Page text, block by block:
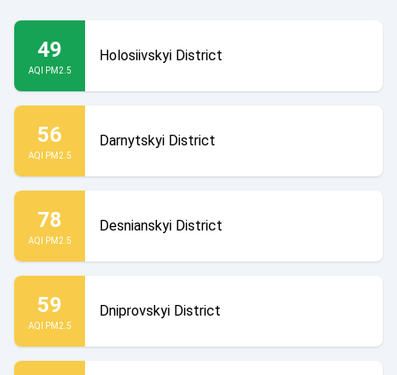
49
AQI PM2.5
Holosiivskyi District
56
AQI PM2.5
Darnytskyi District
78
AQI PM2.5
Desnianskyi District
59
AQI PM2.5
Dniprovskyi District